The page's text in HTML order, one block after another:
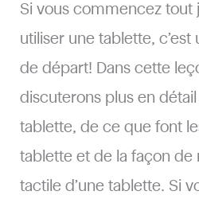
Si vous commencez tout
utiliser une tablette,
de départ! Dans cette
discuterons plus en détail
tablette, de ce que font
tablette et de la façon de
tactile d’une tablette. Si